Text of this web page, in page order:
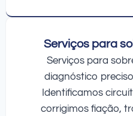
Serviços para
Serviços para
diagnóstico
Identificamos
corrigimos fiação,